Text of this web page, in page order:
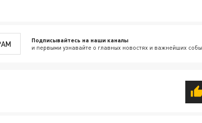
Подписывайтесь на наши каналы
и первыми узнавайте о главных новостях и важнейших